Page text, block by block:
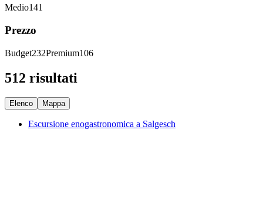
Medio141
Prezzo
Budget232Premium106
512 risultati
Elenco Mappa
Escursione enogastronomica a Salgesch